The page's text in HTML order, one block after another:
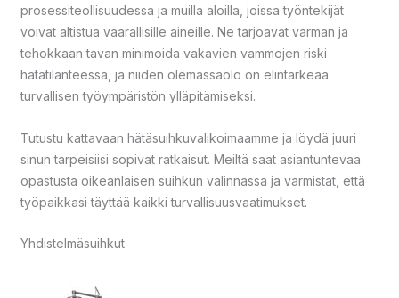
prosessiteollisuudessa ja muilla aloilla, joissa työntekijät
voivat altistua vaarallisille aineille. Ne tarjoavat varman ja
tehokkaan tavan minimoida vakavien vammojen riski
hätätilanteessa, ja niiden olemassaolo on elintärkeää
turvallisen työympäristön ylläpitämiseksi.
Tutustu kattavaan hätäsuihkuvalikoimaamme ja löydä juuri
sinun tarpeisiisi sopivat ratkaisut. Meiltä saat asiantuntevaa
opastusta oikeanlaisen suihkun valinnassa ja varmistat, että
työpaikkasi täyttää kaikki turvallisuusvaatimukset.
Yhdistelmäsuihkut